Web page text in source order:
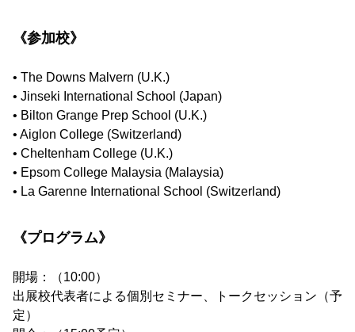
《参加校》
• The Downs Malvern (U.K.)
• Jinseki International School (Japan)
• Bilton Grange Prep School (U.K.)
• Aiglon College (Switzerland)
• Cheltenham College (U.K.)
• Epsom College Malaysia (Malaysia)
• La Garenne International School (Switzerland)
《プログラム》
開場：（10:00）
出展校代表者による個別セミナー、トークセッション（予
定）